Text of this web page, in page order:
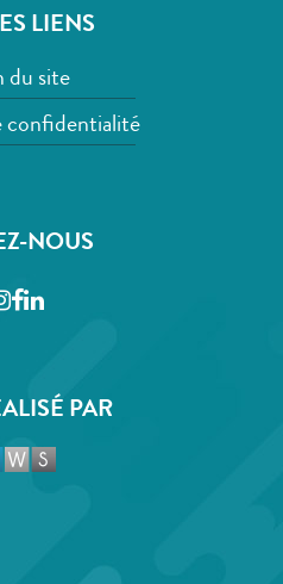
LIENS
du site
confidentialité
NOUS
Instagram
Facebook
LinkedIn
PAR